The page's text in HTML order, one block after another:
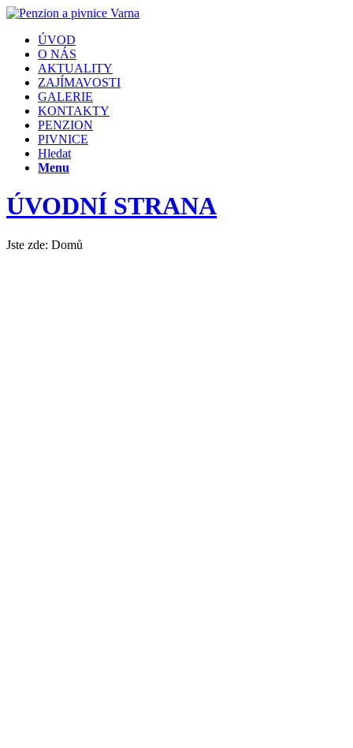
ÚVOD
O NÁS
AKTUALITY
ZAJÍMAVOSTI
GALERIE
KONTAKTY
PENZION
PIVNICE
Hledat
Menu
ÚVODNÍ STRANA
Jste zde: Domů